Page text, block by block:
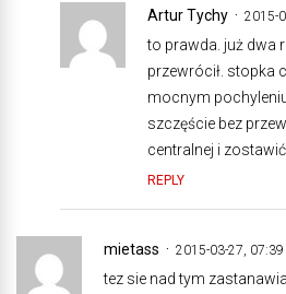
Artur Tychy 2015-
to prawda. już dwa
przewrócił. stopka
mocnym
szczęście bez
centralnej i
REPLY
mietass 2015-03-27, 07:39
tez sie nad tym